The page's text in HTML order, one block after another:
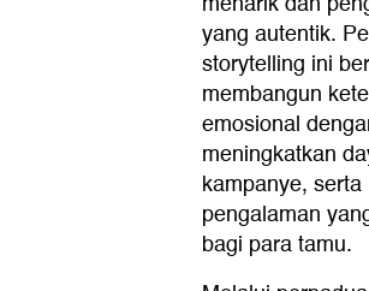
yang autentik.
storytelling ini
membangun
emosional
meningkatkan
kampanye,
pengalaman
bagi para tamu.